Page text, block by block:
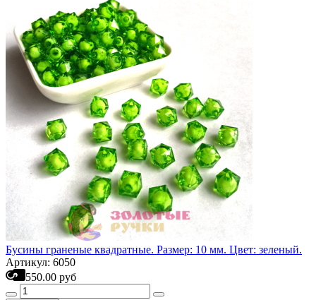
Бусины граненые квадратные. Размер: 10 мм. Цвет: зеленый.
Артикул: 6050
550.00 руб